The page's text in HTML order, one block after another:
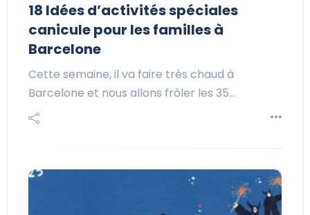
18 Idées d’activités spéciales
canicule pour les familles à
Barcelone
Cette semaine, il va faire très chaud à
Barcelone et nous allons frôler les 35…